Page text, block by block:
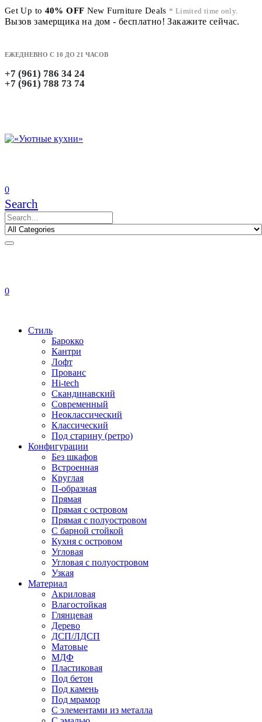
Get Up to 40% OFF New Furniture Deals * Limited time only.
Вызов замерщика на дом - бесплатно! Закажите сейчас.
ЕЖЕДНЕВНО С 10 ДО 21 ЧАСОВ
+7 (961) 786 34 24
+7 (961) 788 73 74
0
Search
0
Стиль
Барокко
Кантри
Лофт
Прованс
Hi-tech
Скандинавский
Современный
Неоклассический
Классический
Под старину (ретро)
Конфигурации
Без шкафов
Встроенная
Круглая
П-образная
Прямая
Прямая с островом
Прямая с полуостровом
С барной стойкой
Кухня с островом
Угловая
Угловая с полуостровом
Узкая
Материал
Акриловая
Влагостойкая
Глянцевая
Дерево
ДСП/ЛДСП
Матовые
МДФ
Пластиковая
Под бетон
Под камень
Под мрамор
С элементами из металла